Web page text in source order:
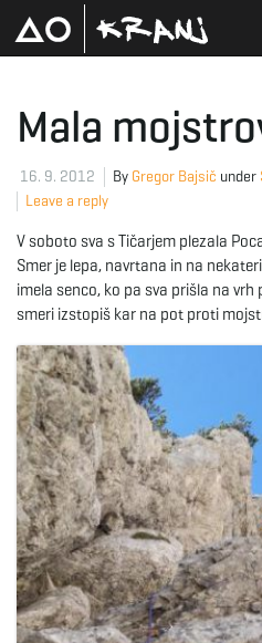
Mala
16. 9. 2012 By Gregor Bajsič under
Leave a reply
V soboto sva s Tičarjem plezala
Smer je lepa, navrtana in na
imela senco, ko pa sva prišla na vrh
smeri izstopiš kar na pot proti